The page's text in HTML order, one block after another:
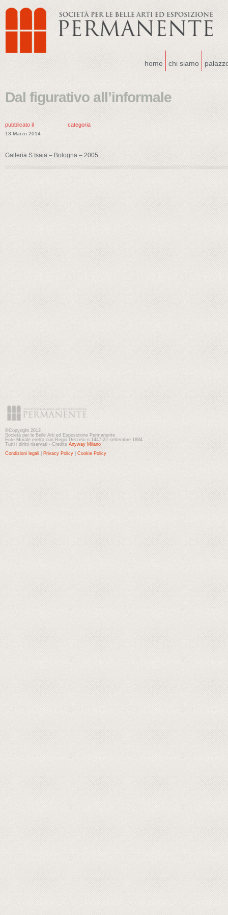
home chi siamo
Dal figurativo all’informale
pubblicato il
13 Marzo 2014
categoria
Galleria S.Isaia – Bologna – 2005
©Copyright 2012
Società per le Belle Arti ed Esposizione Permanente
Ente Morale eretto con Regio Decreto n.1447-22 settembre 1884
Tutti i diritti riservati - Credits Anyway Milano
Condizioni legali
Privacy Policy Cookie Policy